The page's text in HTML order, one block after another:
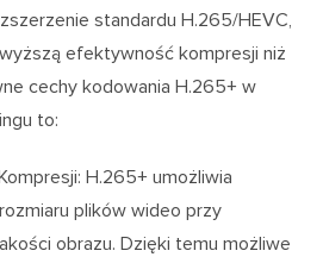
standardu H.265/HEVC,
efektywność kompresji niż
cechy kodowania H.265+ w
to:
H.265+ umożliwia
plików wideo przy
obrazu. Dzięki temu możliwe